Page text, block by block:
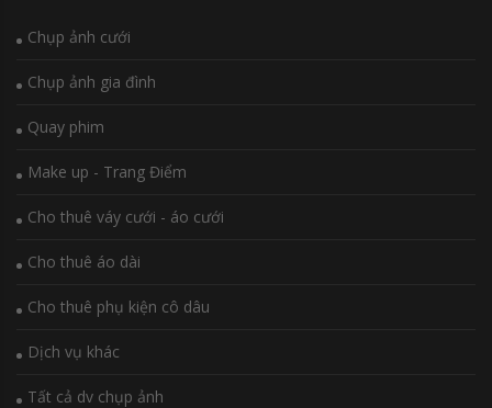
Chụp ảnh cưới
Chụp ảnh gia đình
Quay phim
Make up - Trang Điểm
Cho thuê váy cưới - áo cưới
Cho thuê áo dài
Cho thuê phụ kiện cô dâu
Dịch vụ khác
Tất cả dv chụp ảnh